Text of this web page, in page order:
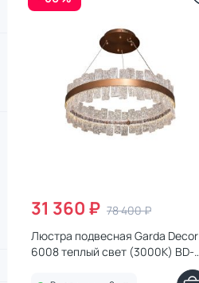
31 360 ₽ 78 400 ₽
Люстра подвесная Garda Decor
6008 теплый свет (3000К) BD-